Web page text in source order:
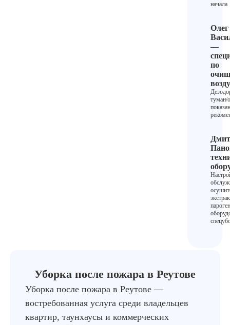
начала
Олег
—
по
туман/
Уборка после пожара в Реутове
Уборка после пожара в Реутове —
востребованная услуга среди владельцев
квартир, таунхаусы и коммерческих